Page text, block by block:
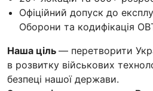
Офіційний допуск до
Оборони та кодифікація
Наша ціль — перетворити
в розвитку військових
безпеці нашої держави.